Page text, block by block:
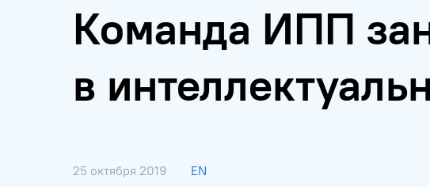
Команда ИПП
в
25 октября 2019 EN